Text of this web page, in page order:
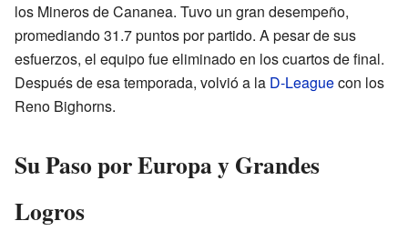
los Mineros de Cananea. Tuvo un gran desempeño,
promediando 31.7 puntos por partido. A pesar de sus
esfuerzos, el equipo fue eliminado en los cuartos de final.
Después de esa temporada, volvió a la D-Leaguecon los
Reno Bighorns.
Su Paso por Europa y Grandes
Logros